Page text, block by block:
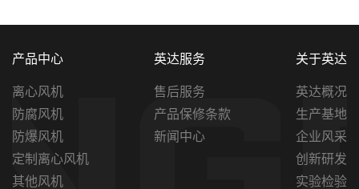
产品中心
离心风机
防腐风机
防爆风机
定制离心风机
其他风机
英达服务
售后服务
产品保修条款
新闻中心
关于英达
英达概况
生产基地
企业风采
创新研发
实验检验